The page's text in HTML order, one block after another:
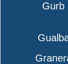
Gurb